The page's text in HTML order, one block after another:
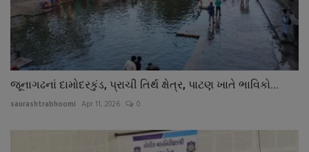
જૂનાગઢનાં દામોદરકુંડ, પ્રાચી તિર્થ ક્ષેત્ર, પાટણ ખાતે ભાવિકો...
saurashtrabhoomi Apr 11, 2026 0